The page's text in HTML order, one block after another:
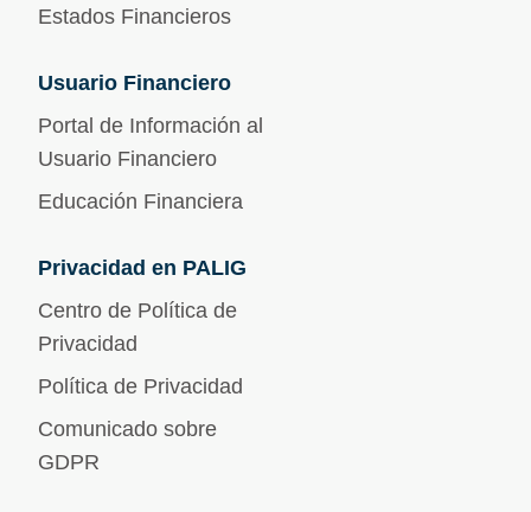
Estados Financieros
Usuario Financiero
Portal de Información al
Usuario Financiero
Educación Financiera
Privacidad en PALIG
Centro de Política de
Privacidad
Política de Privacidad
Comunicado sobre
GDPR